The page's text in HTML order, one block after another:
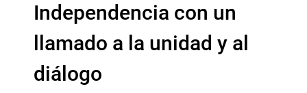
Independencia con un
llamado a la unidad y al
diálogo